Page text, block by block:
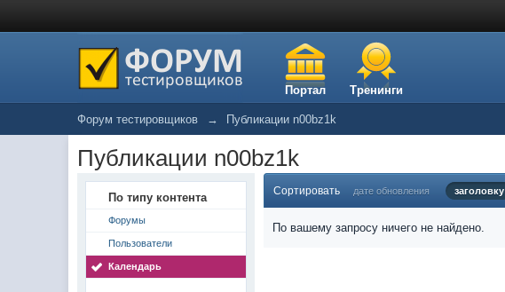
Портал Тренинги
Форум тестировщиков → Публикации n00bz1k
Публикации n00bz1k
По типу контента
Форумы
Пользователи
Календарь
Сортировать дате обновления заголовку
По вашему запросу ничего не найдено.